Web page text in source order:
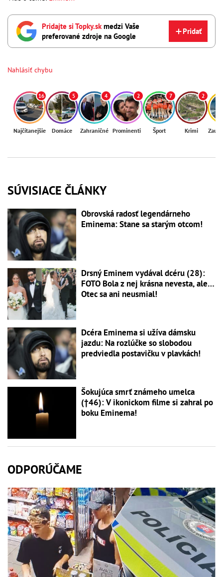
Pridajte si Topky.sk medzi Vaše
preferované zdroje na Google
Pridať
Nahlásiť chybu
16
Najčítanejšie
5
Domáce
4
Zahraničné
2
Prominenti
7
Šport
2
Krimi
SÚVISIACE ČLÁNKY
Obrovská radosť legendárneho
Eminema: Stane sa starým otcom!
Drsný Eminem vydával dcéru (28):
FOTO Bola z nej krásna nevesta, ale…
Otec sa ani neusmial!
Dcéra Eminema si užíva dámsku
jazdu: Na rozlúčke so slobodou
predviedla postavičku v plavkách!
Šokujúca smrť známeho umelca
(†46): V ikonickom filme si zahral po
boku Eminema!
ODPORÚČAME